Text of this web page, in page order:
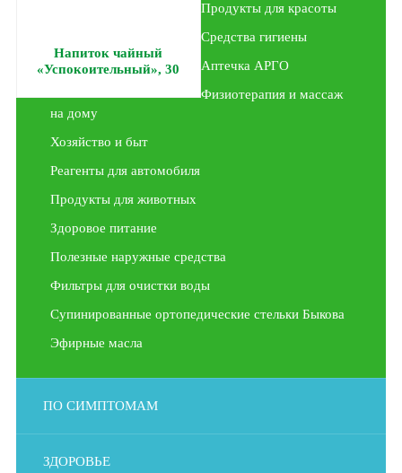
Напиток чайный
«Успокоительный», 30
смесью, 60 г
Продукты для красоты
Средства гигиены
Аптечка АРГО
Физиотерапия и массаж
на дому
Хозяйство и быт
Реагенты для автомобиля
Продукты для животных
Здоровое питание
Полезные наружные средства
Фильтры для очистки воды
Супинированные ортопедические стельки Быкова
Эфирные масла
ПО СИМПТОМАМ
ЗДОРОВЬЕ